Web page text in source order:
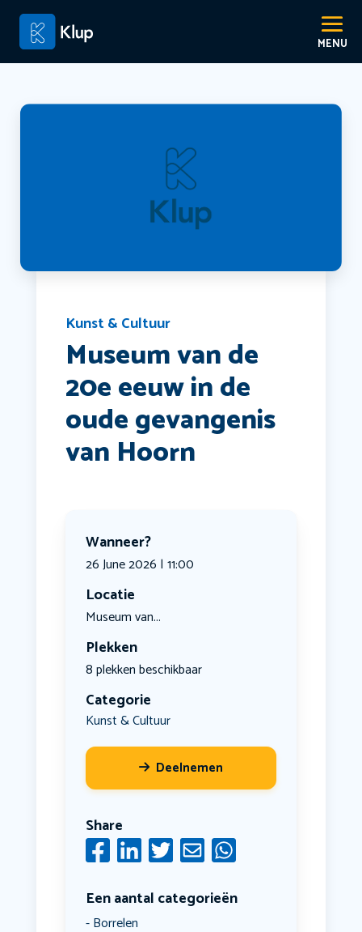
Kunst & Cultuur
Museum van de
20e eeuw in de
oude gevangenis
van Hoorn
Wanneer?
26 June 2026 | 11:00
Locatie
Museum van...
Plekken
8 plekken beschikbaar
Categorie
Kunst & Cultuur
Deelnemen
Share
Een aantal categorieën
Borrelen